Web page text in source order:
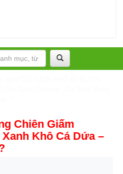
Chiên Giấm
Khô Cá Dứa –